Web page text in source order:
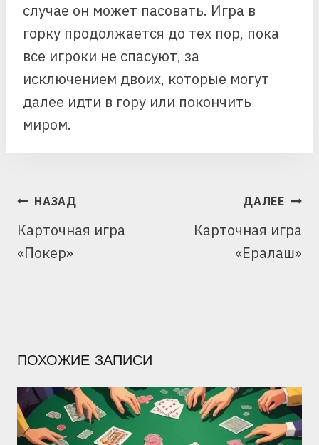
случае он может пасовать. Игра в
горку продолжается до тех пор, пока
все игроки не спасуют, за
исключением двоих, которые могут
далее идти в гору или покончить
миром.
НАВИГАЦИЯ
ЗАПИСЯМ
НАЗАД
Карточная игра
«Покер»
ДАЛЕЕ
Карточная игра
«Ералаш»
ПОХОЖИЕ ЗАПИСИ